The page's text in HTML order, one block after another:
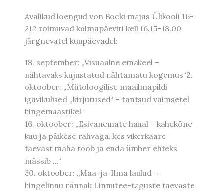
Avalikud loengud von Bocki majas Ülikooli 16-
212 toimuvad kolmapäeviti kell 16.15–18.00
järgnevatel kuupäevadel:
18. september: „Visuaalne emakeel –
nähtavaks kujustatud nähtamatu kogemus“2.
oktoober: „Mütoloogilise maailmapildi
igavikulised „kirjutused“ – tantsud vaimsetel
hingemaastikel“
16. oktoober: „Esivanemate haual – kahekõne
kuu ja päikese rahvaga, kes vikerkaare
taevast maha toob ja enda ümber ehteks
mässib …“
30. oktoober: „Maa-ja-Ilma laulud –
hingelinnu rännak Linnutee-taguste taevaste